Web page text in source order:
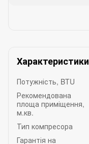
Характеристики
Потужність, BTU
Рекомендована
площа приміщення,
м.кв.
Тип компресора
Гарантія на